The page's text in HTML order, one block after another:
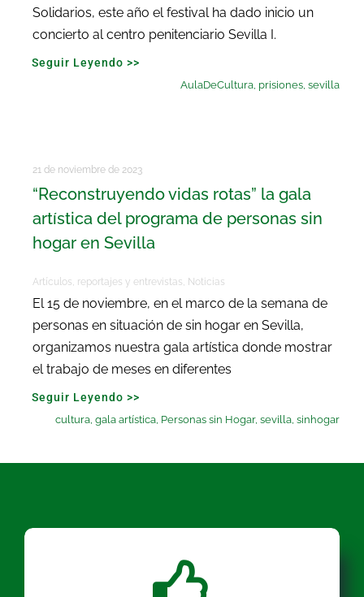
Solidarios, este año el festival ha dado inicio un
concierto al centro penitenciario Sevilla I.
Seguir Leyendo >>
AulaDeCultura, prisiones,sevilla
21 de noviembre de 2023
“Reconstruyendo vidas rotas” la gala
artística del programa de personas sin
hogar en Sevilla
Artículos, reportajes y entrevistas, Noticias
El 15 de noviembre, en el marco de la semana de
personas en situación de sin hogar en Sevilla,
organizamos nuestra gala artística donde mostrar
el trabajo de meses en diferentes
Seguir Leyendo >>
cultura,gala artística, Personas sin Hogar,sevilla,sinhogar